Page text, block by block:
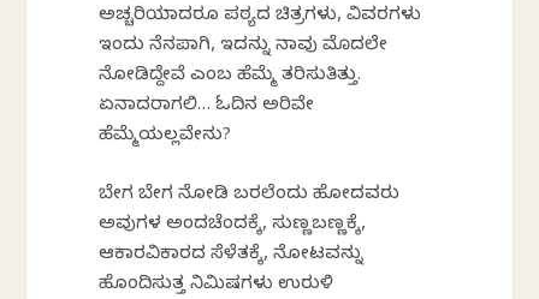
ಅಚ್ಚರಿಯಾದರೂ ಪಠ್ಯದ ಚಿತ್ರಗಳು, ವಿವರಗಳು
ಇಂದು ನೆನಪಾಗಿ, ಇದನ್ನು ನಾವು ಮೊದಲೇ
ನೋಡಿದ್ದೇವೆ ಎಂಬ ಹೆಮ್ಮೆ ತರಿಸುತಿತ್ತು.
ಏನಾದರಾಗಲಿ… ಓದಿನ ಅರಿವೇ
ಹೆಮ್ಮೆಯಲ್ಲವೇನು?
ಬೇಗ ಬೇಗ ನೋಡಿ ಬರಲೆಂದು ಹೋದವರು
ಅವುಗಳ ಅಂದಚೆಂದಕ್ಕೆ, ಸುಣ್ಣಬಣ್ಣಕ್ಕೆ,
ಆಕಾರವಿಕಾರದ ಸೆಳೆತಕ್ಕೆ, ನೋಟವನ್ನು
ಹೊಂದಿಸುತ್ತ ನಿಮಿಷಗಳು ಉರುಳಿ